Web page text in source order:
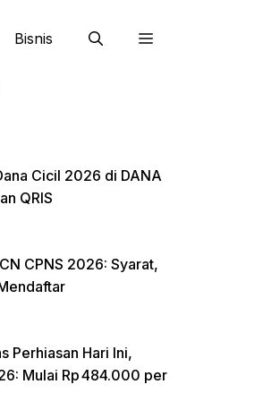
Bisnis
Cicil 2026 di DANA
QRIS
CPNS 2026: Syarat,
Perhiasan Hari Ini,
Mulai Rp 484.000 per